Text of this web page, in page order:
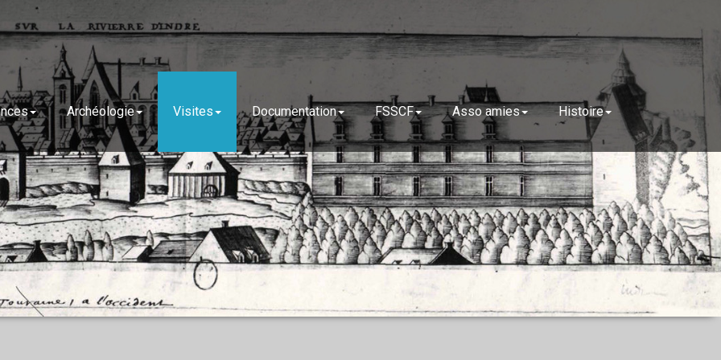
Archéologie Visites Documentation FSSCF Asso amies Histoire